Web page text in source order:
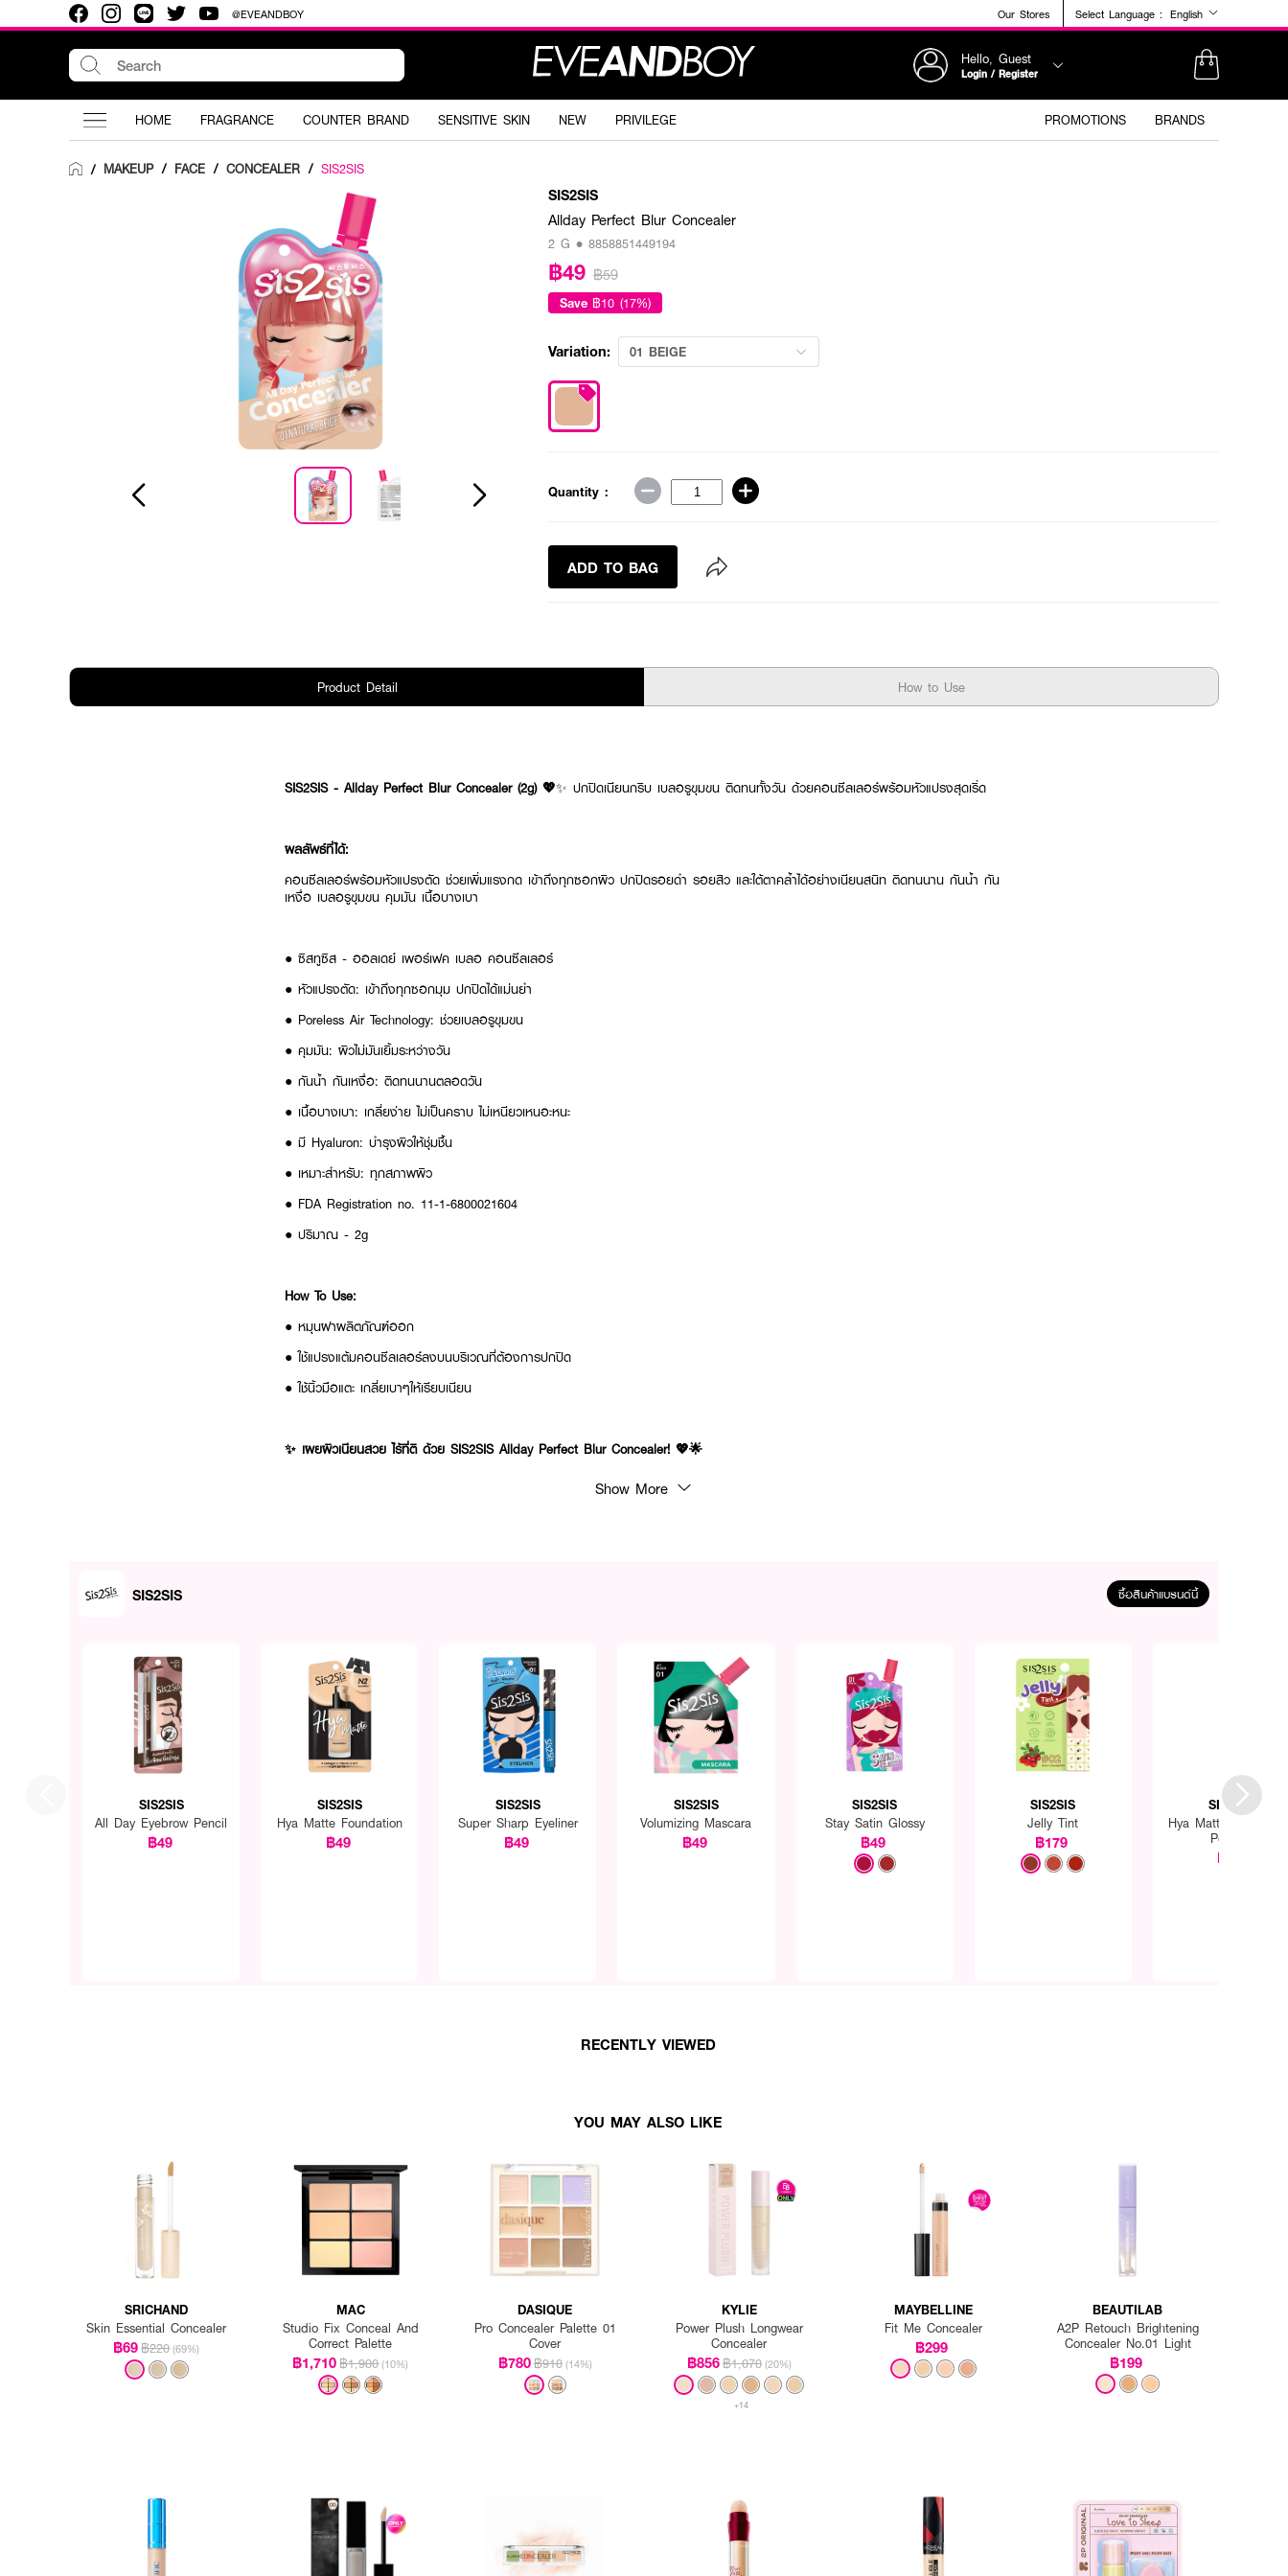
@EVEANDBOY Our Stores Select Language : English
Hello, Guest
Login / Register
HOME FRAGRANCE COUNTER BRAND SENSITIVE SKIN NEW PRIVILEGE PROMOTIONS BRANDS
/ MAKEUP / FACE / CONCEALER / SIS2SIS
SIS2SIS
Allday Perfect Blur Concealer
2 G • 8858851449194
฿49 ฿59
Save ฿10 (17%)
Variation: 01 BEIGE
Quantity :
ADD TO BAG
Product Detail How to Use
SIS2SIS - Allday Perfect Blur Concealer (2g) 💖✨ ปกปิดเนียนกริบ เบลอรูขุมขน ติดทนทั้งวัน ด้วยคอนซีลเลอร์พร้อมหัวแปรงสุดเริ่ด
ผลลัพธ์ที่ได้:
คอนซีลเลอร์พร้อมหัวแปรงตัด ช่วยเพิ่มแรงกด เข้าถึงทุกซอกผิว ปกปิดรอยดำ รอยสิว และใต้ตาคล้ำได้อย่างเนียนสนิท ติดทนนาน กันน้ำ กัน
เหงื่อ เบลอรูขุมขน คุมมัน เนื้อบางเบา
● ซิสทูซิส - ออลเดย์ เพอร์เฟค เบลอ คอนซีลเลอร์
● หัวแปรงตัด: เข้าถึงทุกซอกมุม ปกปิดได้แม่นยำ
● Poreless Air Technology: ช่วยเบลอรูขุมขน
● คุมมัน: ผิวไม่มันเยิ้มระหว่างวัน
● กันน้ำ กันเหงื่อ: ติดทนนานตลอดวัน
● เนื้อบางเบา: เกลี่ยง่าย ไม่เป็นคราบ ไม่เหนียวเหนอะหนะ
● มี Hyaluron: บำรุงผิวให้ชุ่มชื้น
● เหมาะสำหรับ: ทุกสภาพผิว
● FDA Registration no. 11-1-6800021604
● ปริมาณ - 2g
How To Use:
● หมุนฝาผลิตภัณฑ์ออก
● ใช้แปรงแต้มคอนซีลเลอร์ลงบนบริเวณที่ต้องการปกปิด
● ใช้นิ้วมือแตะ เกลี่ยเบาๆให้เรียบเนียน
✨ เผยผิวเนียนสวย ไร้ที่ติ ด้วย SIS2SIS Allday Perfect Blur Concealer! 💖🌟
Show More
SIS2SIS ซื้อสินค้าแบรนด์นี้
SIS2SIS
All Day Eyebrow Pencil
฿49
SIS2SIS
Hya Matte Foundation
฿49
SIS2SIS
Super Sharp Eyeliner
฿49
SIS2SIS
Volumizing Mascara
฿49
SIS2SIS
Stay Satin Glossy
฿49
SIS2SIS
Jelly Tint
฿179
SIS2SIS
Hya Matte
Powder
฿99
RECENTLY VIEWED
YOU MAY ALSO LIKE
SRICHAND
Skin Essential Concealer
฿69฿220 (69%)
MAC
Studio Fix Conceal And
Correct Palette
฿1,710฿1,900 (10%)
DASIQUE
Pro Concealer Palette 01
Cover
฿780฿910 (14%)
KYLIE
Power Plush Longwear
Concealer
฿856฿1,070 (20%)
+14
MAYBELLINE
Fit Me Concealer
฿299
BEAUTILAB
A2P Retouch Brightening
Concealer No.01 Light
฿199